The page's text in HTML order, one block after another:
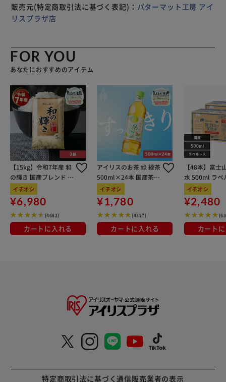
パター、ボールは付属しません
販売元(特定商取引法に基づく表記)： パターマット工房 アイ
リスプラザ店
FOR YOU
あなたにおすすめのアイテム
【15kg】令和7年産 和
の輝き 国産ブレンド 5
kg×3袋
イチオシ
¥6,980
(4682)
カートに入れる
アイリスのお茶 綠 緑茶
500ml×24本 国産茶葉
100％使用
イチオシ
¥1,780
(4327)
カートに入れる
【48本】富士
水 500ml ラベ
イチオシ
¥2,480
カート
特定商取引法に基づく通信販売業者の表示